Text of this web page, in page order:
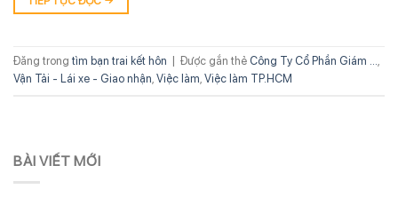
Đăng trong tìm bạn trai kết hôn Được gắn thẻ Công Ty Cổ Phần Giám ...,
Vận Tải - Lái xe - Giao nhận, Việc làm, Việc làm TP.HCM
BÀI VIẾT MỚI